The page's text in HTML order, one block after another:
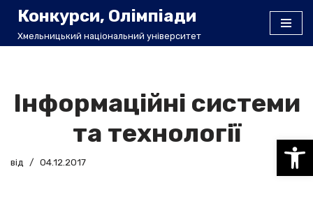
Перейти
Конкурси, Олімпіади
Хмельницький національний університет
Інформаційні системи
та технології
від 04.12.2017